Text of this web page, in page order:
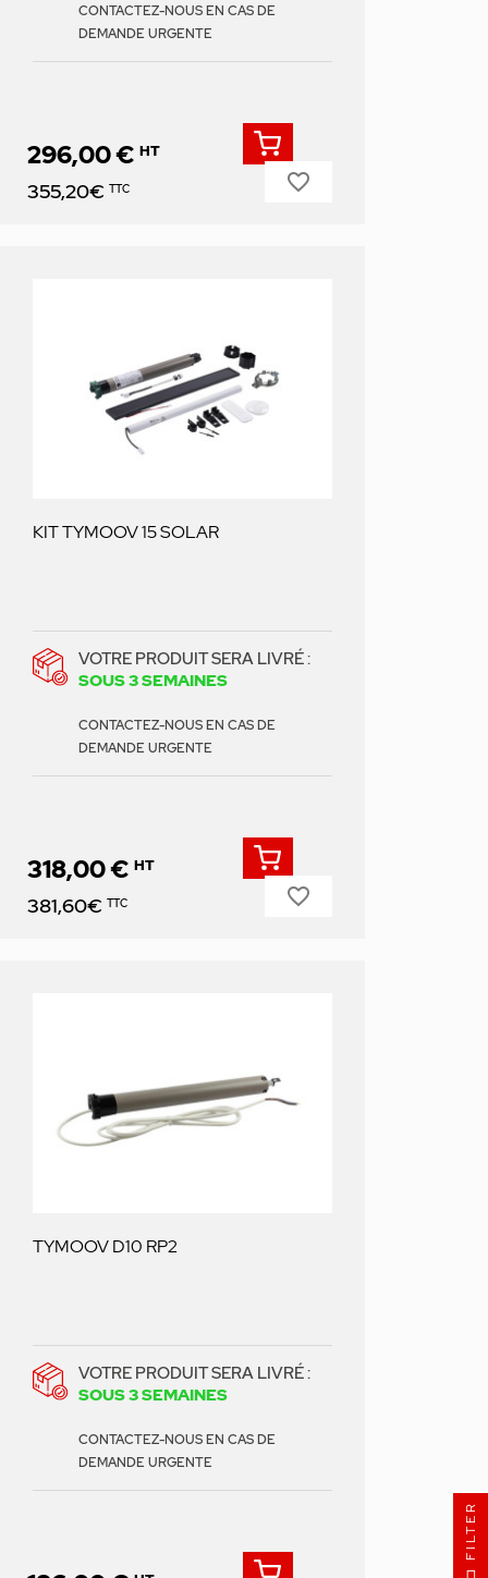
CONTACTEZ-NOUS EN CAS DE
DEMANDE URGENTE
Prix
296,00 € HT
355,20€ TTC favorite_border
KIT TYMOOV 15 SOLAR
VOTRE PRODUIT SERA LIVRÉ :
SOUS 3 SEMAINES
CONTACTEZ-NOUS EN CAS DE
DEMANDE URGENTE
Prix
318,00 € HT
381,60€ TTC favorite_border
TYMOOV D10 RP2
VOTRE PRODUIT SERA LIVRÉ :
SOUS 3 SEMAINES
CONTACTEZ-NOUS EN CAS DE
DEMANDE URGENTE
FILTER